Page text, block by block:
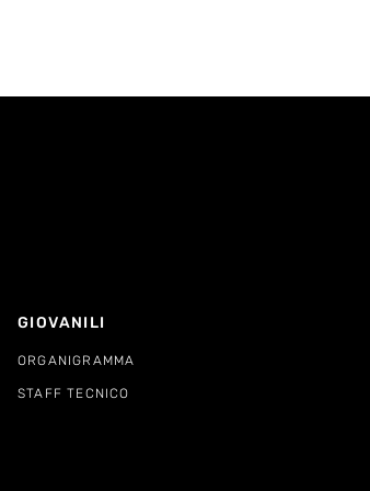
GIOVANILI
ORGANIGRAMMA
STAFF TECNICO